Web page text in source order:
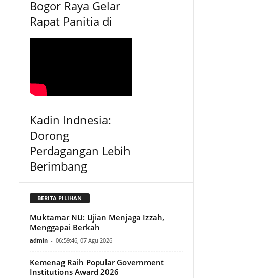
Bogor Raya Gelar
Rapat Panitia di
Kadin Indnesia:
Dorong
Perdagangan Lebih
Berimbang
BERITA PILIHAN
Muktamar NU: Ujian Menjaga Izzah,
Menggapai Berkah
admin - 06:59:46, 07 Agu 2026
Kemenag Raih Popular Government
Institutions Award 2026